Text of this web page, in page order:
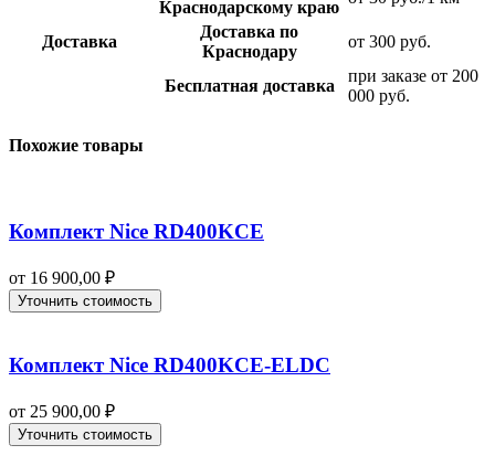
Доставка
Краснодарскому краю
Доставка по
Краснодару
от 300 руб.
Бесплатная доставка
при заказе от 200
000 руб.
Похожие товары
Комплект Nice RD400KCE
от 16 900,00 ₽
Уточнить стоимость
Комплект Nice RD400KCE-ELDC
от 25 900,00 ₽
Уточнить стоимость